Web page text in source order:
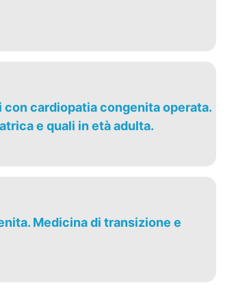
cardiopatia congenita operata.
e quali in età adulta.
Medicina di transizione e